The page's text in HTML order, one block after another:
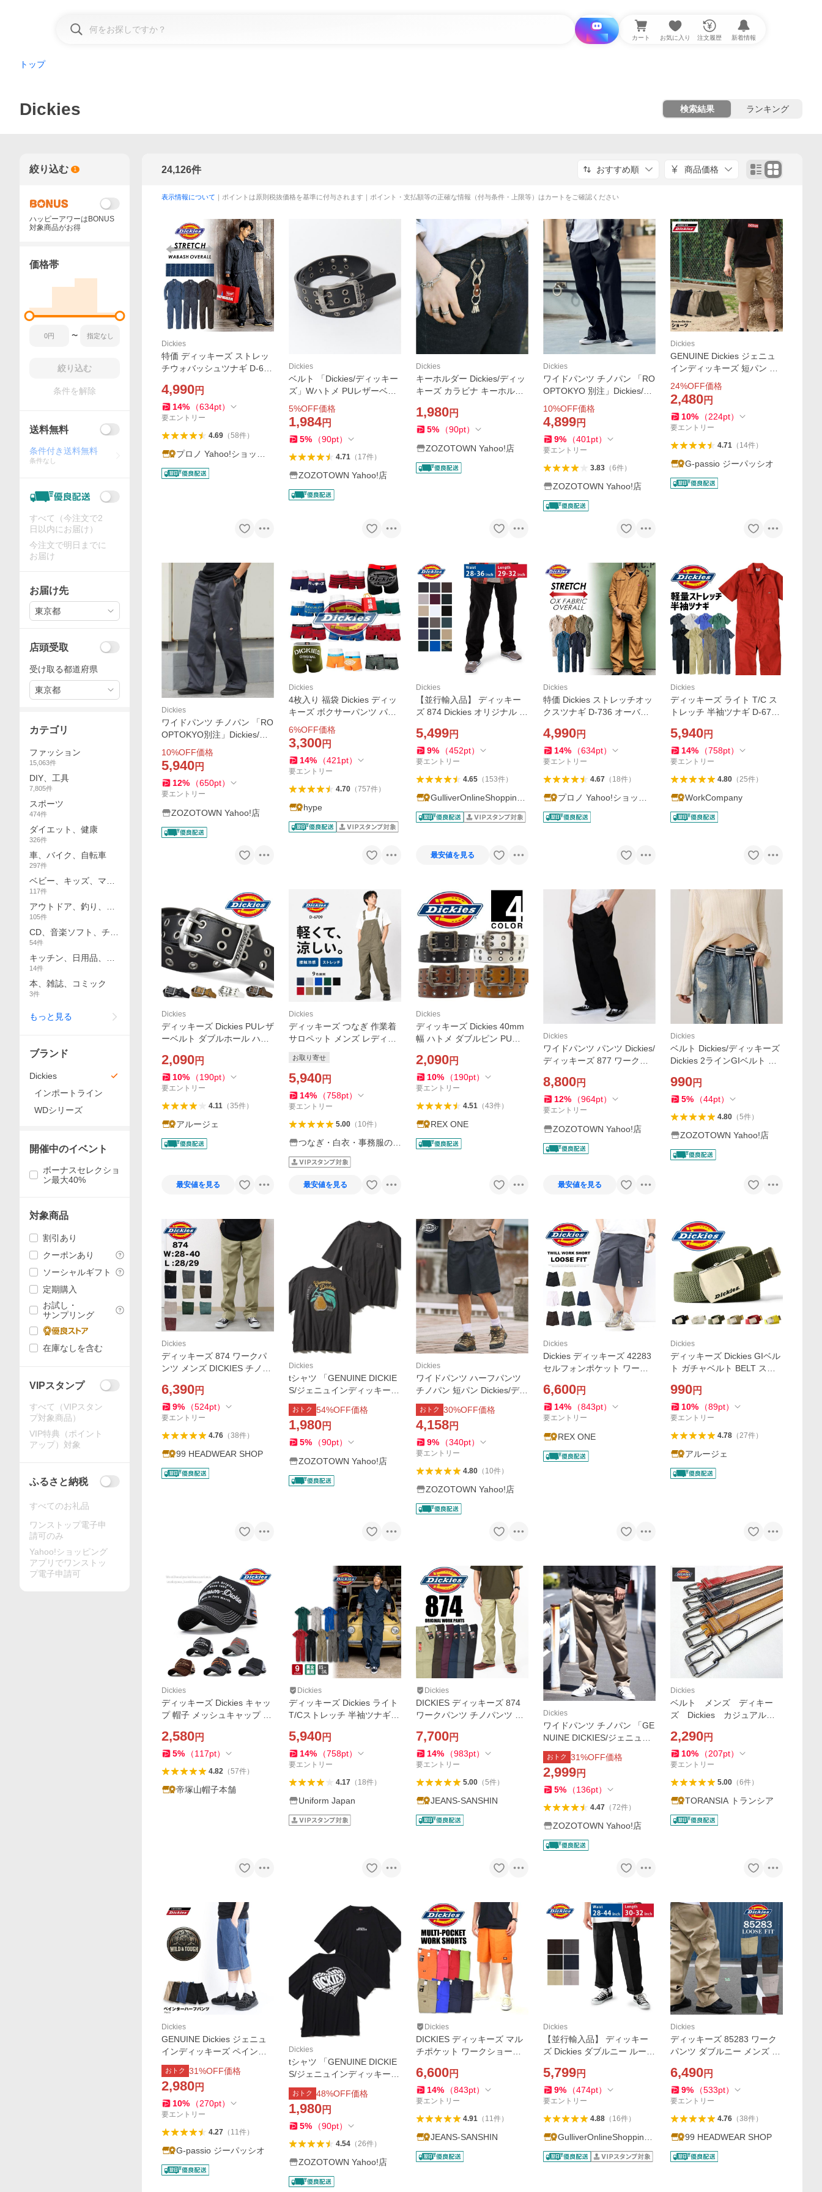
i と探す カート お気に入り 注文履歴 新着情報
トップ
Dickies 検索結果 ランキング
24,126件 おすすめ順 商品価格
表示情報について ｜ポイントは原則税抜価格を基準に付与されます｜ポイント・支払額等の正確な情報（付与条件・上限等）はカートをご確認ください
Dickies
特価 ディッキーズ ストレッ
チウォバッシュツナギ D-696
オール オールインワン 作業
服 カジュアル アメカジ Dicki
es
4,990円
14% （634pt）
要エントリー
4.69（58件）
プロノ Yahoo!ショッピ
ング店
Dickies
ベルト 「Dickies/ディッキー
ズ」Wハトメ PUレザーベル
ト40mm メンズ レディース
5%OFF価格
1,984円
5% （90pt）
4.71（ 17件）
ZOZOTOWN Yahoo!店
Dickies
キーホルダー Dickies/ディッ
キーズ カラビナ キーホルダ
1,980円
5% （90pt）
ZOZOTOWN Yahoo!店
Dickies
ワイドパンツ チノパン 「RO
OPTOKYO 別注」Dickies/デ
ィッキーズ EASY WORK PA
NTS イージーワークパンツ
ユニセックス チノパンツ 20
26年 夏 夏服 秋服
10%OFF価格
4,899円
9% （401 pt）
要エントリー
3.83（6件）
ZOZOTOWN Yahoo!店
Dickies
GENUINE Dickies ジェニュ
インディッキーズ 短パン メ
ンズ シェフパン メンズ おし
ゃれルーズ イージーパンツ
ハーフパンツ
24%OFF価格
2,480円
10% （224pt）
要エントリー
4.71（ 14件）
G-passio ジーパッシオ
Dickies
ワイドパンツ チノパン 「RO
OPTOKYO別注」Dickies/デ
ィッキーズ EASY DOUBLE K
NEE PANTS イージーダブル
ニーパンツ スケーター ワー
クパンツ ルーズフィッ…
10%OFF価格
5,940円
12% （650pt）
要エントリー
ZOZOTOWN Yahoo!店
Dickies
4枚入り 福袋 Dickies ディッ
キーズ ボクサーパンツ パン
ツ 大きいサイズ BIGサイズ
特大 3L 下着 インナー メン
ズ ブランド NEK ★REVB
6%OFF価格
3,300円
14% （421 pt）
要エントリー
4.70（757件）
hype
Dickies
【並行輸入品】 ディッキー
ズ 874 Dickies オリジナル ワ
ス29/30/32 ウエスト28-36
パンツ 父の日 バレンタイン
5,499円
9% （452pt）
要エントリー
4.65（ 153件）
GulliverOnlineShopping
Yahoo!店
最安値を見る
Dickies
特価 Dickies ストレッチオッ
クスツナギ D-736 オーバー
整備 車 農家さん 農作業 アウ
トドア DIY ディッキーズ
4,990円
14% （634pt）
要エントリー
4.67（ 18件）
プロノ Yahoo!ショッピ
ング店
Dickies
ディッキーズ ライト T/C ス
トレッチ 半袖ツナギ D-6702
es 接触冷感 吸汗速乾 UVカ
ット カバーオール ワーク 作
業服 作業着 爆買
5,940円
14% （758pt）
要エントリー
4.80（25件）
WorkCompany
Dickies
ディッキーズ Dickies PUレザ
ーベルト ダブルホール ハト
2,090円
10% （190pt）
要エントリー
4.11 （35件）
アルージェ
最安値を見る
Dickies
ディッキーズ つなぎ 作業着
サロペット メンズ レディー
いい ストレッチ Dickies 接触
冷感 UVカット 軽い D-6709
超PayPay祭
お取り寄せ
5,940円
14% （758pt）
要エントリー
5.00（ 10件）
つなぎ・白衣・事務服のス
ズキ繊維
最安値を見る
Dickies
ディッキーズ Dickies 40mm
幅 ハトメ ダブルピン PUレ
DS0126C
2,090円
10% （190pt）
要エントリー
4.51 （43件）
REX ONE
Dickies
ワイドパンツ パンツ Dickies/
ディッキーズ 877 ワークパ
ス30インチ メンズ
8,800円
12% （964pt）
要エントリー
ZOZOTOWN Yahoo!店
最安値を見る
Dickies
ベルト Dickies/ディッキーズ
Dickies 2ラインGIベルト ガ
メンズ レディース
990円
5% （44pt）
4.80（5件）
ZOZOTOWN Yahoo!店
Dickies
ディッキーズ 874 ワークパ
ンツ メンズ DICKIES チノパ
トムス
6,390円
9% （524pt）
要エントリー
4.76（38件）
99 HEADWEAR SHOP
Dickies
tシャツ 「GENUINE DICKIE
S/ジェニュインディッキー
ズ」刺繍＆プリント アソー
ト ショートスリーブ Tシャ
ツ メンズ レディース
おトク 54%OFF価格
1,980円
5% （90pt）
ZOZOTOWN Yahoo!店
Dickies
ワイドパンツ ハーフパンツ
チノパン 短パン Dickies/ディ
ッキーズ 別注 TCツイル ツ
ータック イージーワイドハ
ーフパンツ「THE CRAFT C
REW PRODUCTS」
おトク 30%OFF価格
4,158円
9% （340pt）
要エントリー
4.80（ 10件）
ZOZOTOWN Yahoo!店
Dickies
Dickies ディッキーズ 42283
セルフォンポケット ワーク
0 14563000 ショートパンツ
メンズ ハーフパンツ 送料無
料 DS0002
6,600円
14% （843pt）
要エントリー
REX ONE
Dickies
ディッキーズ Dickies GIベル
ト ガチャベルト BELT スト
990円
10% （89pt）
要エントリー
4.78（ 27件）
アルージェ
Dickies
ディッキーズ Dickies キャッ
プ 帽子 メッシュキャップ メ
人気 トレンド ブランド 春夏
秋冬
2,580円
5% （117pt）
4.82（57件）
帝塚山帽子本舗
Dickies
ディッキーズ Dickies ライト
T/Cストレッチ 半袖ツナギ D
S-3XL 農家 酪農 自動車整備
士 接触冷感 UVカット CO-C
OS コーコス信岡
5,940円
14% （758pt）
要エントリー
4.17（ 18件）
Uniform Japan
Dickies
DICKIES ディッキーズ 874
ワークパンツ チノパンツ US
AL TC TWILL オリジナルフ
ィット DB0004
7,700円
14% （983pt）
要エントリー
5.00（5件）
JEANS-SANSHIN
Dickies
ワイドパンツ チノパン 「GE
NUINE DICKIES/ジェニュイ
ンディッキーズ」イージーテ
ーパード リラックスシェフ
パンツ メンズ レディース
おトク 31%OFF価格
2,999円
5% （136pt）
4.47（72件）
ZOZOTOWN Yahoo!店
Dickies
ベルト メンズ ディキー
ズ Dickies カジュアル
赤 白 送料無料 アメカジ
2,290円
10% （207pt）
要エントリー
5.00（6件）
TORANSIA トランシア
Dickies
GENUINE Dickies ジェニュ
インディッキーズ ペインタ
ーパンツ ペインター 短パン
メンズ おしゃれ きれいめ ハ
ーフパンツ ジョーツ
おトク 31%OFF価格
2,980円
10% （270pt）
要エントリー
4.27（ 11件）
G-passio ジーパッシオ
Dickies
tシャツ 「GENUINE DICKIE
S/ジェニュインディッキー
ズ」 刺繍＆プリント ショー
トスリーブ ビッグシルエッ
トTシャツ メンズ レディー
ス
おトク 48%OFF価格
1,980円
5% （90pt）
4.54（26件）
ZOZOTOWN Yahoo!店
Dickies
DICKIES ディッキーズ マル
チポケット ワークショーツ
フパンツ メンズ レディース
ユニセックス WD42283 DS0
002
6,600円
14% （843pt）
要エントリー
4.91（ 11件）
JEANS-SANSHIN
Dickies
【並行輸入品】 ディッキー
ズ Dickies ダブルニー ルーズ
ツ メンズ 28〜44インチ チノ
パン バレンタイン
5,799円
9% （474pt）
要エントリー
4.88（ 16件）
GulliverOnlineShopping
Yahoo!店
Dickies
ディッキーズ 85283 ワーク
パンツ ダブルニー メンズ DI
KNEE WORK PANT ルーズフ
ィット ボトムス チノパン
6,490円
9% （533pt）
要エントリー
4.76（38件）
99 HEADWEAR SHOP
絞り込む 1
ハッピーアワーはBONUS
対象商品がお得
価格帯
〜
絞り込む
条件を解除
送料無料
条件付き送料無料
条件なし
すべて（今注文で2
日以内にお届け）
今注文で明日までに
お届け
お届け先
東京都
店頭受取
受け取る都道府県
東京都
カテゴリ
ファッション
15,063件
DIY、工具
7,805件
スポーツ
474件
ダイエット、健康
326件
車、バイク、自転車
297件
ベビー、キッズ、マタ
ニティ
117件
アウトドア、釣り、旅
行用品
105件
CD、音楽ソフト、チケ
ット
54件
キッチン、日用品、文
具
14件
本、雑誌、コミック
3件
もっと見る
ブランド
Dickies
インポートライン
WDシリーズ
開催中のイベント
ボーナスセレクショ
ン最大40%
対象商品
割引あり
クーポンあり
ソーシャルギフト
定期購入
お試し・
サンプリング
在庫なしを含む
VIPスタンプ
すべて（VIPスタン
プ対象商品）
VIP特典（ポイント
アップ）対象
ふるさと納税
すべてのお礼品
ワンストップ電子申
請可のみ
Yahoo!ショッピング
アプリでワンストッ
プ電子申請可